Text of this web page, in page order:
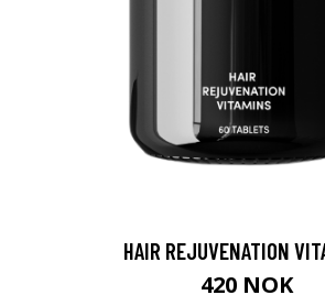
HAIR REJUVENATION
420 NOK